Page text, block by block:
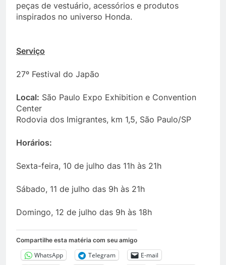
peças de vestuário, acessórios e produtos
inspirados no universo Honda.
Serviço
27º Festival do Japão
Local: São Paulo Expo Exhibition e Convention
Center
Rodovia dos Imigrantes, km 1,5, São Paulo/SP
Horários:
Sexta-feira, 10 de julho das 11h às 21h
Sábado, 11 de julho das 9h às 21h
Domingo, 12 de julho das 9h às 18h
Compartilhe esta matéria com seu amigo
WhatsApp Telegram
E-mail